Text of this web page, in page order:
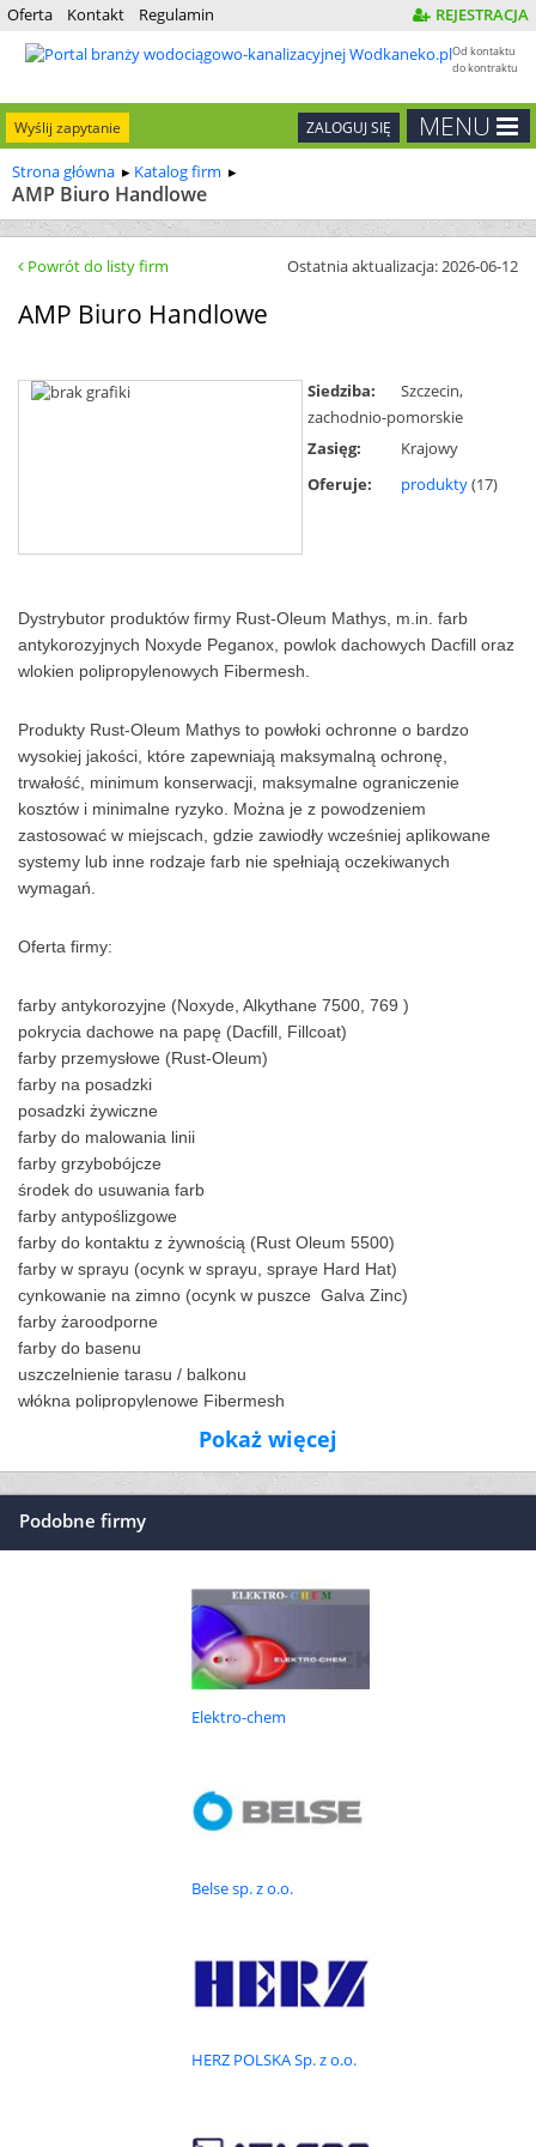
Oferta Kontakt Regulamin REJESTRACJA
Od kontaktu
do kontraktu
MENU
ZALOGUJ SIĘ
Wyślij zapytanie
Strona główna Katalog firm
AMP Biuro Handlowe
Powrót do listy firm Ostatnia aktualizacja: 2026-06-12
AMP Biuro Handlowe
Siedziba:
Szczecin,
zachodnio-pomorskie
Zasięg:
Krajowy
Oferuje:
produkty(17)
Dystrybutor produktów firmy Rust-Oleum Mathys, m.in. farb
antykorozyjnych Noxyde Peganox, powlok dachowych Dacfill oraz
wlokien polipropylenowych Fibermesh.
Produkty Rust-Oleum Mathys to powłoki ochronne o bardzo
wysokiej jakości, które zapewniają maksymalną ochronę,
trwałość, minimum konserwacji, maksymalne ograniczenie
kosztów i minimalne ryzyko. Można je z powodzeniem
zastosować w miejscach, gdzie zawiodły wcześniej aplikowane
systemy lub inne rodzaje farb nie spełniają oczekiwanych
wymagań.
Oferta firmy:
farby antykorozyjne (Noxyde, Alkythane 7500, 769 )
pokrycia dachowe na papę (Dacfill, Fillcoat)
farby przemysłowe (Rust-Oleum)
farby na posadzki
posadzki żywiczne
farby do malowania linii
farby grzybobójcze
środek do usuwania farb
farby antypoślizgowe
farby do kontaktu z żywnością (Rust Oleum 5500)
farby w sprayu (ocynk w sprayu, spraye Hard Hat)
cynkowanie na zimno (ocynk w puszce Galva Zinc)
farby żaroodporne
farby do basenu
uszczelnienie tarasu / balkonu
włókna polipropylenowe Fibermesh
Z oferty AMP Biuro Handlowe
Farba do kontaktu z żywnością
W 100% bezrozpuszczalnikowa grubopowłokowa farba Rust Oleum
Uszczelnianie przecieków zimą i podczas deszczu -
uszczelnić i naprawić przeciekajace miejsca w trudnych warunkach
pogodowych: podczas deszczu, opadów śniegu i mrozu. Fillcoat
natychmiast po nałożeniu tworzy wodoszczelną i bardzo...
Pokaż więcej
Podobne firmy
Elektro-chem
Belse sp. z o.o.
HERZ POLSKA Sp. z o.o.